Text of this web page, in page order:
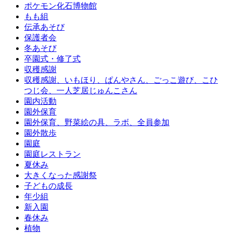
ポケモン化石博物館
もも組
伝承あそび
保護者会
冬あそび
卒園式・修了式
収穫感謝
収穫感謝、いもほり、ぱんやさん、ごっこ遊び、こひ
つじ会、一人芝居じゅんこさん
園内活動
園外保育
園外保育、野菜絵の具、ラボ、全員参加
園外散歩
園庭
園庭レストラン
夏休み
大きくなった感謝祭
子どもの成長
年少組
新入園
春休み
植物